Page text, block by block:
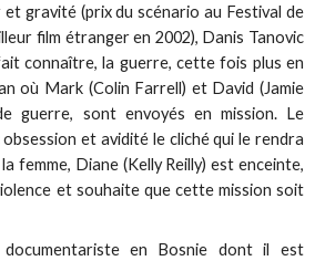
gravité (prix du scénario au Festival de
film étranger en 2002), Danis Tanovic
connaître, la guerre, cette fois plus en
où Mark (Colin Farrell) et David (Jamie
guerre, sont envoyés en mission. Le
et avidité le cliché qui le rendra
femme, Diane (Kelly Reilly) est enceinte,
et souhaite que cette mission soit
documentariste en Bosnie dont il est